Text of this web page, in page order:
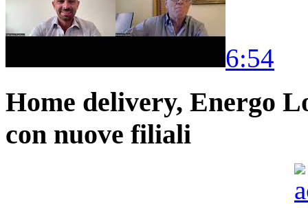
6:54
Home delivery, Energo
con nuove filiali